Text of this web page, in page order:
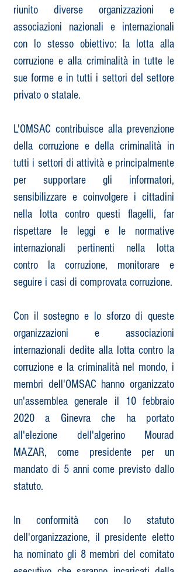
riunito diverse organizzazioni e
associazioni nazionali e internazionali
con lo stesso obiettivo: la lotta alla
corruzione e alla criminalità in tutte le
sue forme e in tutti i settori del settore
privato o statale.
L'OMSAC contribuisce alla prevenzione
della corruzione e della criminalità in
tutti i settori di attività e principalmente
per supportare gli informatori,
sensibilizzare e coinvolgere i cittadini
nella lotta contro questi flagelli, far
rispettare le leggi e le normative
internazionali pertinenti nella lotta
contro la corruzione, monitorare e
seguire i casi di comprovata corruzione.
Con il sostegno e lo sforzo di queste
organizzazioni e associazioni
internazionali dedite alla lotta contro la
corruzione e la criminalità nel mondo, i
membri dell'OMSAC hanno organizzato
un'assemblea generale il 10 febbraio
2020 a Ginevra che ha portato
all'elezione dell'algerino Mourad
MAZAR, come presidente per un
mandato di 5 anni come previsto dallo
statuto.
In conformità con lo statuto
dell'organizzazione, il presidente eletto
ha nominato gli 8 membri del comitato